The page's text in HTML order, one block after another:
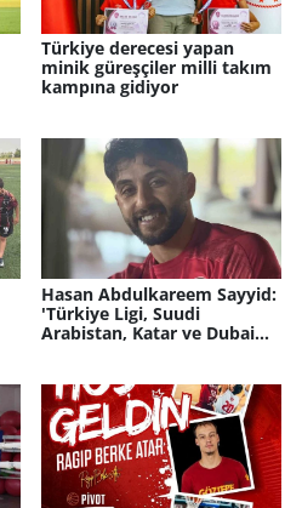
Türkiye derecesi yapan
minik güreşçiler milli takım
kampına gidiyor
Hasan Abdulkareem Sayyid:
'Türkiye Ligi, Suudi
Arabistan, Katar ve Dubai